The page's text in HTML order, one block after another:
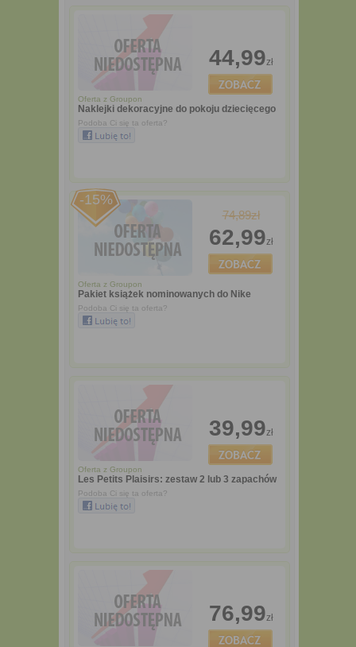
Oferta z Groupon
Naklejki dekoracyjne do pokoju dziecięcego
Podoba Ci się ta oferta?
44,99zł
-15%
Oferta z Groupon
Pakiet książek nominowanych do Nike
Podoba Ci się ta oferta?
74,89zł
62,99zł
Oferta z Groupon
Les Petits Plaisirs: zestaw 2 lub 3 zapachów
Podoba Ci się ta oferta?
39,99zł
76,99zł